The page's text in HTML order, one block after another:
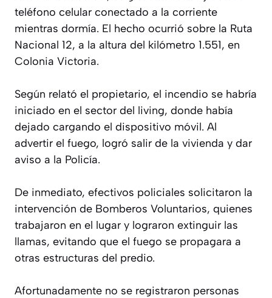
teléfono celular conectado a la corriente
mientras dormía. El hecho ocurrió sobre la Ruta
Nacional 12, a la altura del kilómetro 1.551, en
Colonia Victoria.
Según relató el propietario, el incendio se habría
iniciado en el sector del living, donde había
dejado cargando el dispositivo móvil. Al
advertir el fuego, logró salir de la vivienda y dar
aviso a la Policía.
De inmediato, efectivos policiales solicitaron la
intervención de Bomberos Voluntarios, quienes
trabajaron en el lugar y lograron extinguir las
llamas, evitando que el fuego se propagara a
otras estructuras del predio.
Afortunadamente no se registraron personas